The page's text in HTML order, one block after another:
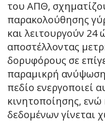
του ΑΠΘ,
παρακολούθησης
και λειτουργούν 24
αποστέλλοντας
δορυφόρους σε
παραμικρή
πεδίο ενεργοποιεί
κινητοποίησης,
δεδομένων γίνεται